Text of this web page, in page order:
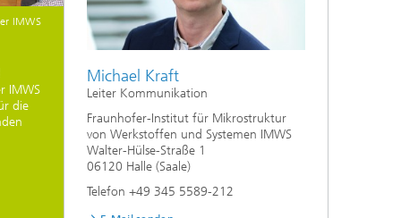
IMWS
IMWS
die
Michael Kraft
Leiter Kommunikation
Fraunhofer-Institut für Mikrostruktur
von Werkstoffen und Systemen IMWS
Walter-Hülse-Straße 1
06120 Halle (Saale)
Telefon +49 345 5589-212